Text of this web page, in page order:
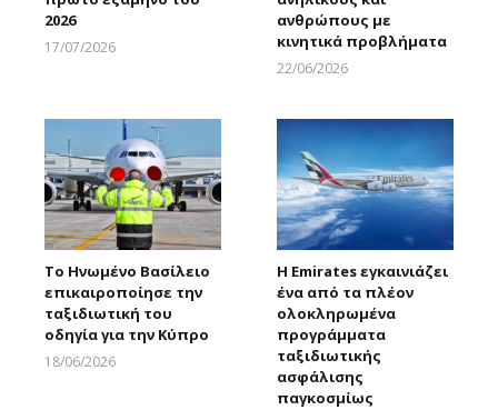
2026
17/07/2026
ανθρώπους με
κινητικά προβλήματα
22/06/2026
Το Ηνωμένο Βασίλειο
επικαιροποίησε την
ταξιδιωτική του
οδηγία για την Κύπρο
18/06/2026
Η Emirates εγκαινιάζει
ένα από τα πλέον
ολοκληρωμένα
προγράμματα
ταξιδιωτικής
ασφάλισης
παγκοσμίως